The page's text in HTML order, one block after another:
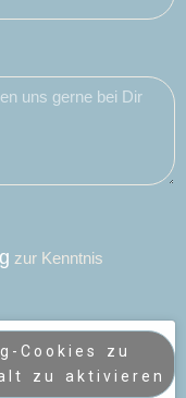
zur Kenntnis
Cookies zu
zu aktivieren